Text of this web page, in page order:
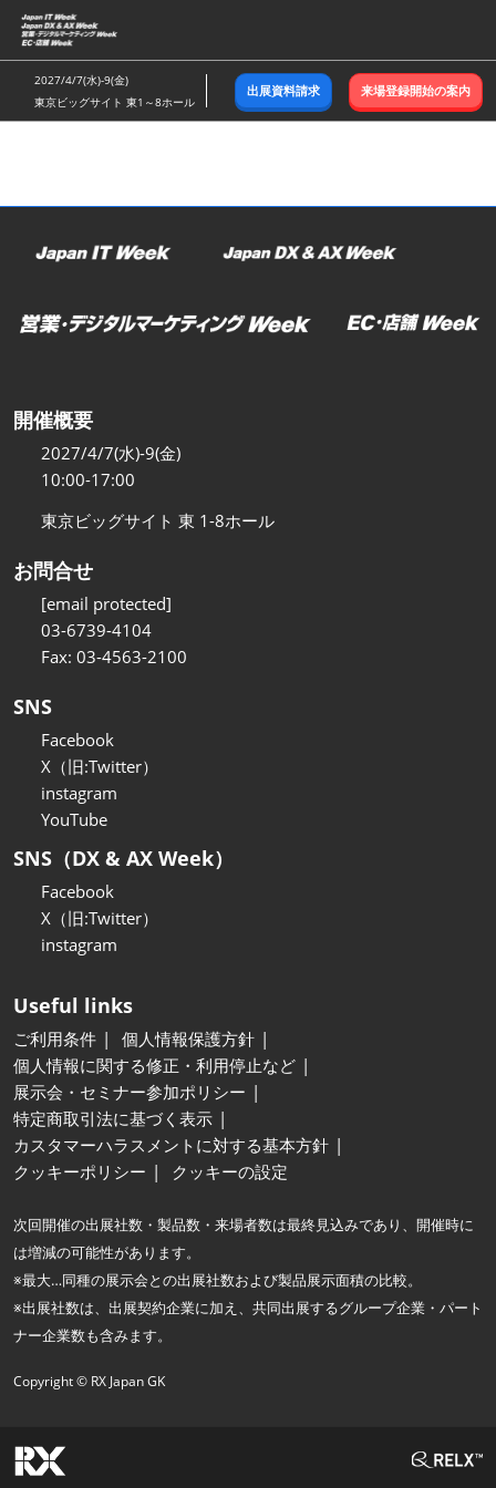
ス
キ
ッ
し
む
2027/4/7(水)-9(金)
東京ビッグサイト 東1～8ホール
出展資料請求 来場登録開始の案内
開催概要
2027/4/7(水)-9(金)
10:00-17:00
東京ビッグサイト 東 1-8ホール
お問合せ
[email protected]
03-6739-4104
Fax: 03-4563-2100
SNS
Facebook
X（旧:Twitter）
instagram
YouTube
SNS（DX & AX Week）
Facebook
X（旧:Twitter）
instagram
Useful links
ご利用条件
個人情報保護方針
個人情報に関する修正・利用停止など
展示会・セミナー参加ポリシー
特定商取引法に基づく表示
カスタマーハラスメントに対する基本方針
クッキーポリシー
クッキーの設定
次回開催の出展社数・製品数・来場者数は最終見込みであり、開催時に
は増減の可能性があります。
※最大…同種の展示会との出展社数および製品展示面積の比較。
※出展社数は、出展契約企業に加え、共同出展するグループ企業・パート
ナー企業数も含みます。
Copyright © RX Japan GK